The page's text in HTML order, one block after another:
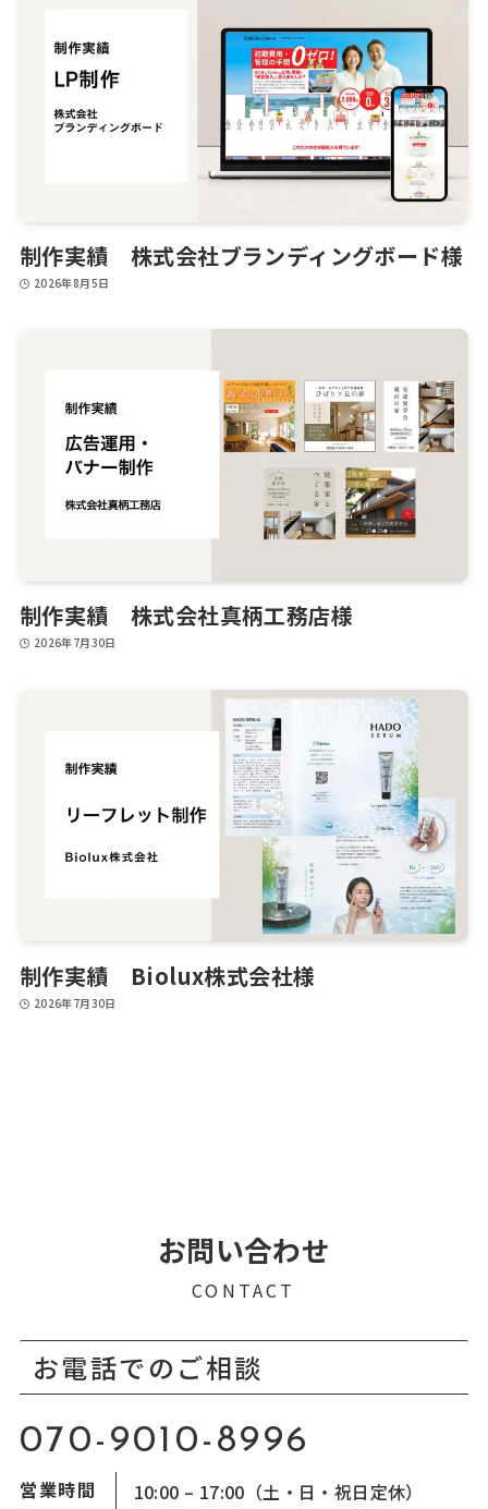
制作実績 株式会社ブランディングボード様
2026年8月5日
制作実績 株式会社真柄工務店様
2026年7月30日
制作実績 Biolux株式会社様
2026年7月30日
お問い合わせ
CONTACT
お電話でのご相談
070-9010-8996
営業時間 10:00 – 17:00（土・日・祝日定休）